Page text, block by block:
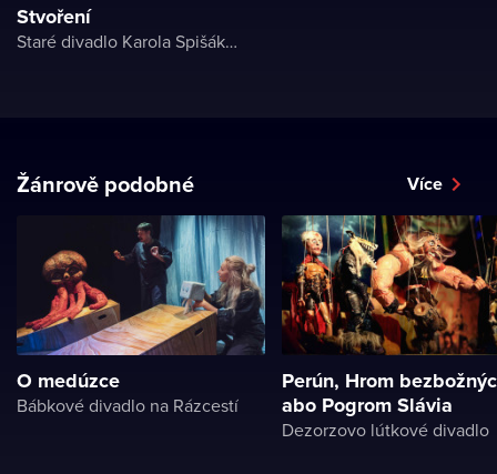
Stvoření
Staré divadlo Karola Spišáka v Nitre
Žánrově podobné Více
O medúzce
Bábkové divadlo na Rázcestí
Perún, Hrom
abo Pogrom Slávia
Dezorzovo lútkové divadlo